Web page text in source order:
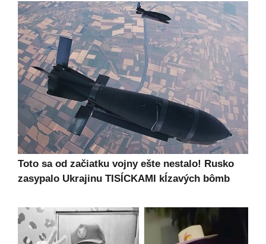
Toto sa od začiatku vojny ešte nestalo! Rusko
zasypalo Ukrajinu TISÍCKAMI kĺzavých bômb